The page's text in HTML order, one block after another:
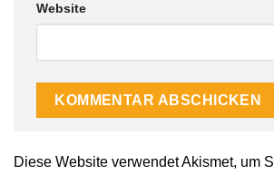
Website
Diese Website verwendet Akismet, um